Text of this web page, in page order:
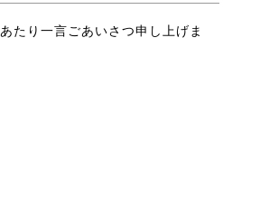
たり一言ごあいさつ申し上げま